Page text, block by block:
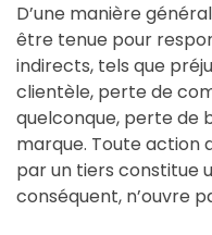
D’une manière
être tenue pour
indirects, tels que
clientèle, perte de
quelconque, perte de
marque. Toute action
par un tiers constitue
conséquent, n’ouvre